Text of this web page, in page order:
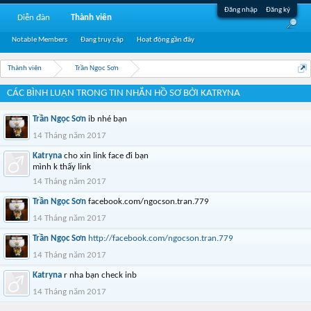
Đăng nhập Đăng ký
Thành viên Trần Ngọc Sơn
CÁC BÌNH LUẬN TRONG TIN NHẮN HỒ SƠ BỞI KATRYNA
Trần Ngọc Sơn ib nhé bạn
14 Tháng năm 2017
Katryna cho xin link face đi bạn
mình k thấy link
14 Tháng năm 2017
Trần Ngọc Sơn facebook.com/ngocson.tran.779
14 Tháng năm 2017
Trần Ngọc Sơn http://facebook.com/ngocson.tran.779
14 Tháng năm 2017
Katryna r nha bạn check inb
14 Tháng năm 2017
Diễn đàn Thành viên
Notable Members Đang truy cập Hoạt động gần đây